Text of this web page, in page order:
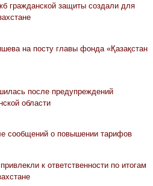
гражданской защиты создали для
на посту главы фонда «Қазақстан
после предупреждений
области
сообщений о повышении тарифов
к ответственности по итогам